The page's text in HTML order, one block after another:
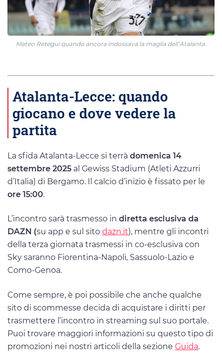
Mateo Retegui quando ancora indossava la maglia dell’Atalanta.
Atalanta-Lecce: quando
giocano e dove vedere la
partita
La sfida Atalanta-Lecce si terrà domenica 14
settembre 2025 al Gewiss Stadium (Atleti Azzurri
d’Italia) di Bergamo. Il calcio d’inizio è fissato per le
ore 15:00.
L’incontro sarà trasmesso in diretta esclusiva da
DAZN (su app e sul sito dazn.it), mentre gli incontri
della terza giornata trasmessi in co-esclusiva con
Sky saranno Fiorentina-Napoli, Sassuolo-Lazio e
Como-Genoa.
Come sempre, è poi possibile che anche qualche
sito di scommesse decida di acquistare i diritti per
trasmettere l’incontro in streaming sul suo portale.
Puoi trovare maggiori informazioni su questo tipo di
promozioni nei nostri articoli della sezione Guida.